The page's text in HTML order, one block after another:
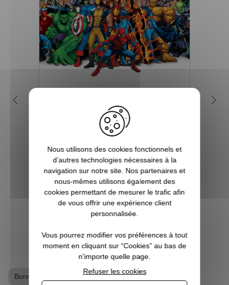
l'univers Marvel ?
Depuis de nombreuses années, l'on
spéciaux insoupçonnables et
inimaginables. Et bien souvent, les budgets
à allouer sont tout aussi phénoménaux.
Bonnet Captain America Goodies Captain America
Nous utilisons des cookies fonctionnels et
d’autres technologies nécessaires à la
navigation sur notre site. Nos partenaires et
nous-mêmes utilisons également des
cookies permettant de mesurer le trafic afin
de vous offrir une expérience client
personnalisée.
Vous pourrez modifier vos préférences à tout
moment en cliquant sur “Cookies” au bas de
n'importe quelle page.
Refuser les cookies